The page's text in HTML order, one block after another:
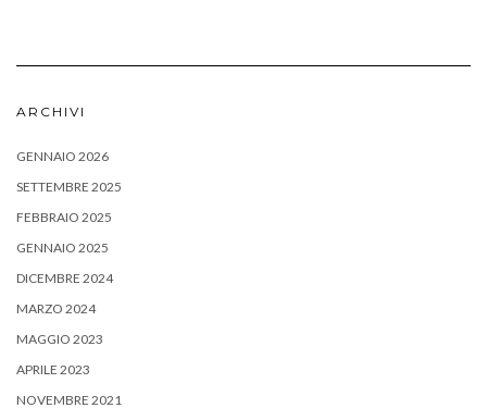
ARCHIVI
GENNAIO 2026
SETTEMBRE 2025
FEBBRAIO 2025
GENNAIO 2025
DICEMBRE 2024
MARZO 2024
MAGGIO 2023
APRILE 2023
NOVEMBRE 2021